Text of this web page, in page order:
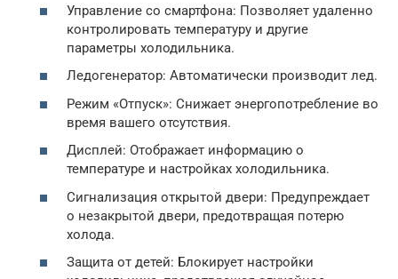
Управление со смартфона: Позволяет удаленно
контролировать температуру и другие
параметры холодильника.
Ледогенератор: Автоматически производит лед.
Режим «Отпуск»: Снижает энергопотребление во
время вашего отсутствия.
Дисплей: Отображает информацию о
температуре и настройках холодильника.
Сигнализация открытой двери: Предупреждает
о незакрытой двери, предотвращая потерю
холода.
Защита от детей: Блокирует настройки